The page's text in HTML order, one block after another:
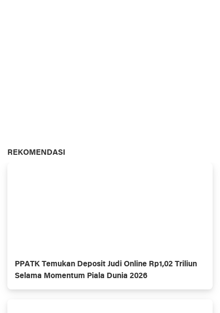
REKOMENDASI
PPATK Temukan Deposit Judi Online Rp1,02 Triliun
Selama Momentum Piala Dunia 2026